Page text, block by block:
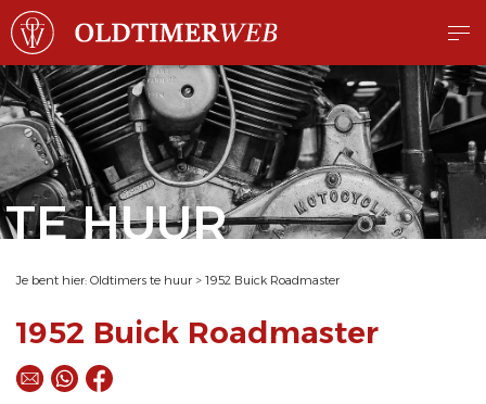
TE HUUR
Je bent hier: Oldtimers te huur > 1952 Buick Roadmaster
1952 Buick Roadmaster